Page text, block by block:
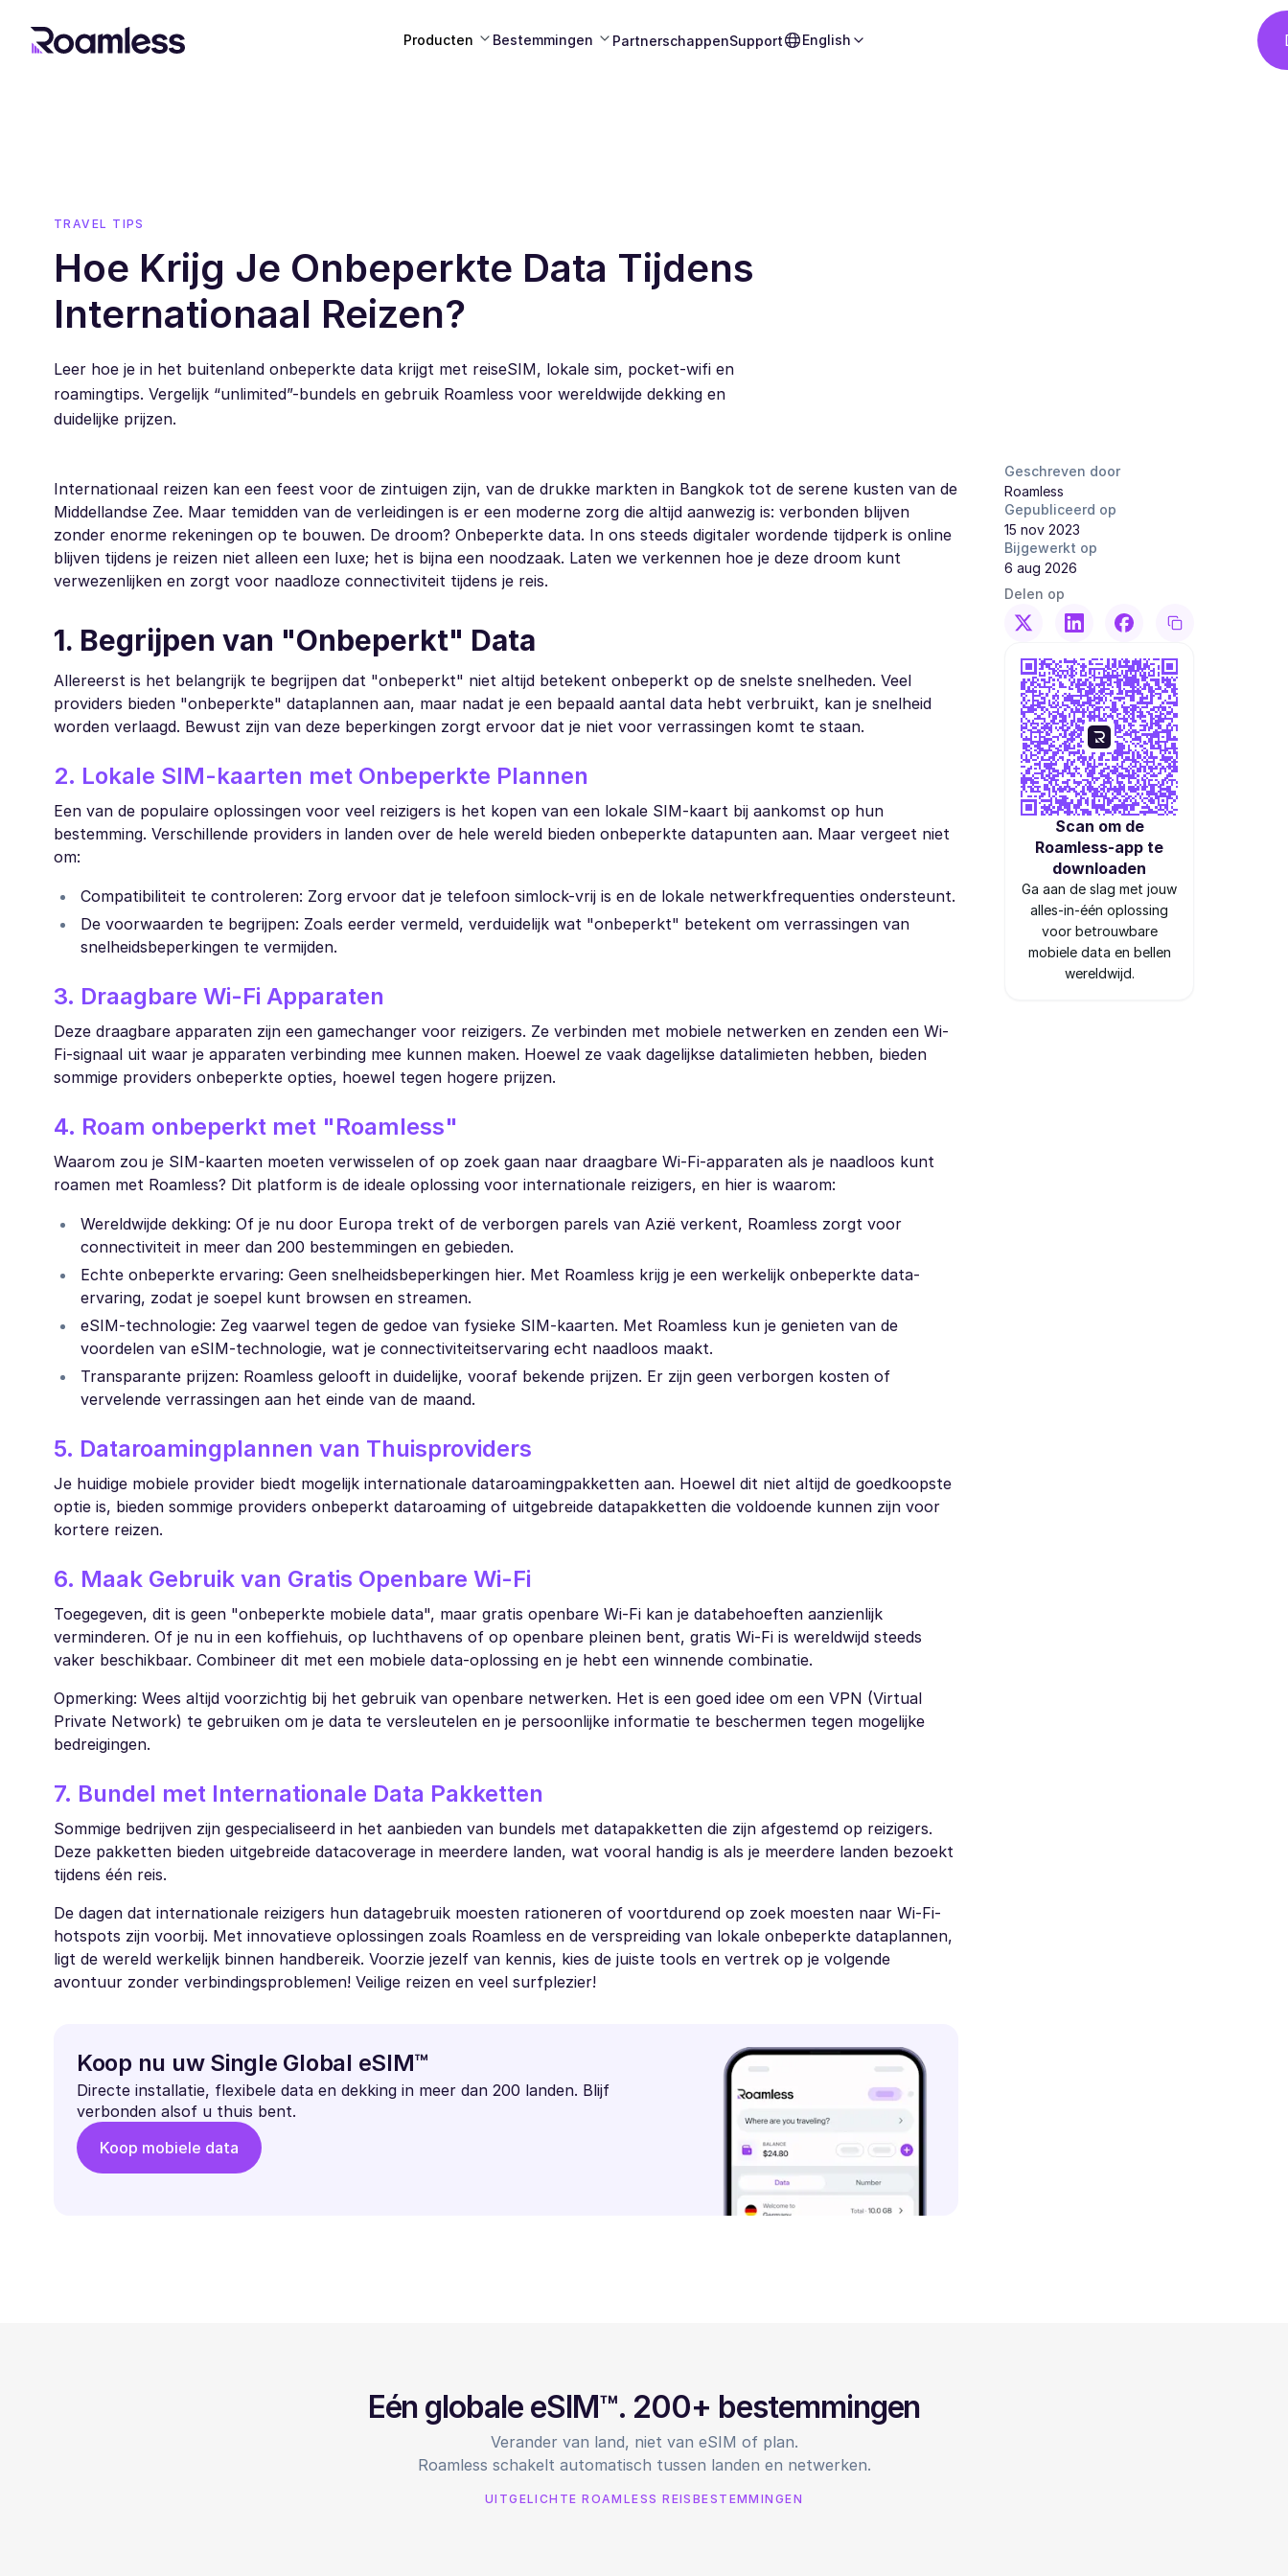
Producten Bestemmingen PartnerschappenSupport English
TRAVEL TIPS
Hoe Krijg Je Onbeperkte Data Tijdens
Internationaal Reizen?
Leer hoe je in het buitenland onbeperkte data krijgt met reiseSIM, lokale sim, pocket-wifi en
roamingtips. Vergelijk “unlimited”-bundels en gebruik Roamless voor wereldwijde dekking en
duidelijke prijzen.
Internationaal reizen kan een feest voor de zintuigen zijn, van de drukke markten in Bangkok tot de serene kusten van de
Middellandse Zee. Maar temidden van de verleidingen is er een moderne zorg die altijd aanwezig is: verbonden blijven
zonder enorme rekeningen op te bouwen. De droom? Onbeperkte data. In ons steeds digitaler wordende tijdperk is online
blijven tijdens je reizen niet alleen een luxe; het is bijna een noodzaak. Laten we verkennen hoe je deze droom kunt
verwezenlijken en zorgt voor naadloze connectiviteit tijdens je reis.
1. Begrijpen van "Onbeperkt" Data
Allereerst is het belangrijk te begrijpen dat "onbeperkt" niet altijd betekent onbeperkt op de snelste snelheden. Veel
providers bieden "onbeperkte" dataplannen aan, maar nadat je een bepaald aantal data hebt verbruikt, kan je snelheid
worden verlaagd. Bewust zijn van deze beperkingen zorgt ervoor dat je niet voor verrassingen komt te staan.
2. Lokale SIM-kaarten met Onbeperkte Plannen
Een van de populaire oplossingen voor veel reizigers is het kopen van een lokale SIM-kaart bij aankomst op hun
bestemming. Verschillende providers in landen over de hele wereld bieden onbeperkte datapunten aan. Maar vergeet niet
om:
Compatibiliteit te controleren: Zorg ervoor dat je telefoon simlock-vrij is en de lokale netwerkfrequenties ondersteunt.
De voorwaarden te begrijpen: Zoals eerder vermeld, verduidelijk wat "onbeperkt" betekent om verrassingen van
snelheidsbeperkingen te vermijden.
3. Draagbare Wi-Fi Apparaten
Deze draagbare apparaten zijn een gamechanger voor reizigers. Ze verbinden met mobiele netwerken en zenden een Wi-
Fi-signaal uit waar je apparaten verbinding mee kunnen maken. Hoewel ze vaak dagelijkse datalimieten hebben, bieden
sommige providers onbeperkte opties, hoewel tegen hogere prijzen.
4. Roam onbeperkt met "Roamless"
Waarom zou je SIM-kaarten moeten verwisselen of op zoek gaan naar draagbare Wi-Fi-apparaten als je naadloos kunt
roamen met Roamless? Dit platform is de ideale oplossing voor internationale reizigers, en hier is waarom:
Wereldwijde dekking: Of je nu door Europa trekt of de verborgen parels van Azië verkent, Roamless zorgt voor
connectiviteit in meer dan 200 bestemmingen en gebieden.
Echte onbeperkte ervaring: Geen snelheidsbeperkingen hier. Met Roamless krijg je een werkelijk onbeperkte data-
ervaring, zodat je soepel kunt browsen en streamen.
eSIM-technologie: Zeg vaarwel tegen de gedoe van fysieke SIM-kaarten. Met Roamless kun je genieten van de
voordelen van eSIM-technologie, wat je connectiviteitservaring echt naadloos maakt.
Transparante prijzen: Roamless gelooft in duidelijke, vooraf bekende prijzen. Er zijn geen verborgen kosten of
vervelende verrassingen aan het einde van de maand.
5. Dataroamingplannen van Thuisproviders
Je huidige mobiele provider biedt mogelijk internationale dataroamingpakketten aan. Hoewel dit niet altijd de goedkoopste
optie is, bieden sommige providers onbeperkt dataroaming of uitgebreide datapakketten die voldoende kunnen zijn voor
kortere reizen.
6. Maak Gebruik van Gratis Openbare Wi-Fi
Toegegeven, dit is geen "onbeperkte mobiele data", maar gratis openbare Wi-Fi kan je databehoeften aanzienlijk
verminderen. Of je nu in een koffiehuis, op luchthavens of op openbare pleinen bent, gratis Wi-Fi is wereldwijd steeds
vaker beschikbaar. Combineer dit met een mobiele data-oplossing en je hebt een winnende combinatie.
Opmerking: Wees altijd voorzichtig bij het gebruik van openbare netwerken. Het is een goed idee om een VPN (Virtual
Private Network) te gebruiken om je data te versleutelen en je persoonlijke informatie te beschermen tegen mogelijke
bedreigingen.
7. Bundel met Internationale Data Pakketten
Sommige bedrijven zijn gespecialiseerd in het aanbieden van bundels met datapakketten die zijn afgestemd op reizigers.
Deze pakketten bieden uitgebreide datacoverage in meerdere landen, wat vooral handig is als je meerdere landen bezoekt
tijdens één reis.
De dagen dat internationale reizigers hun datagebruik moesten rationeren of voortdurend op zoek moesten naar Wi-Fi-
hotspots zijn voorbij. Met innovatieve oplossingen zoals Roamless en de verspreiding van lokale onbeperkte dataplannen,
ligt de wereld werkelijk binnen handbereik. Voorzie jezelf van kennis, kies de juiste tools en vertrek op je volgende
avontuur zonder verbindingsproblemen! Veilige reizen en veel surfplezier!
Koop nu uw Single Global eSIM™
Directe installatie, flexibele data en dekking in meer dan 200 landen. Blijf
verbonden alsof u thuis bent.
Koop mobiele data
Geschreven door
Roamless
Gepubliceerd op
15 nov 2023
Bijgewerkt op
6 aug 2026
Delen op
Scan om de
Roamless-app te
downloaden
Ga aan de slag met jouw
alles-in-één oplossing
voor betrouwbare
mobiele data en bellen
wereldwijd.
Eén globale eSIM™. 200+ bestemmingen
Verander van land, niet van eSIM of plan.
Roamless schakelt automatisch tussen landen en netwerken.
UITGELICHTE ROAMLESS REISBESTEMMINGEN